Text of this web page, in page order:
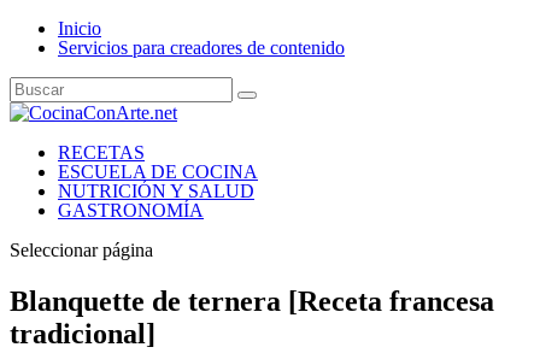
Inicio
Servicios para creadores de contenido
RECETAS
ESCUELA DE COCINA
NUTRICIÓN Y SALUD
GASTRONOMÍA
Seleccionar página
Blanquette de ternera [Receta francesa
tradicional]